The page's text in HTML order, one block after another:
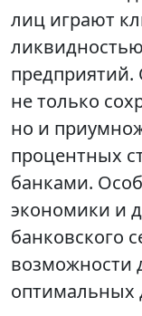
лиц играют
не только
но и
процентных
банками.
экономики и
банковского
возможности
оптимальных